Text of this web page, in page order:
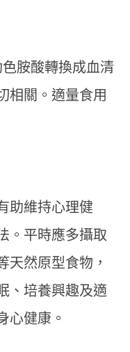
胺酸轉換成血清
相關。適量食用
助維持心理健
。平時應多攝取
天然原型食物，
、培養興趣及適
心健康。